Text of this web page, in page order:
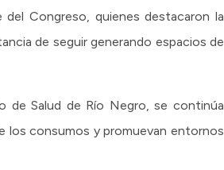
Congreso, quienes destacaron la
de seguir generando espacios de
de Salud de Río Negro, se continúa
los consumos y promuevan entornos